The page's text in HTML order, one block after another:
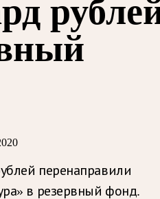
перенаправили
в резервный фонд.